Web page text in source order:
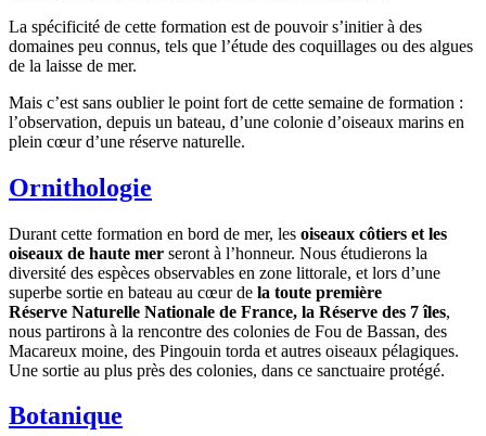
La spécificité de cette formation est de pouvoir s’initier à des
domaines peu connus, tels que l’étude des coquillages ou des algues
de la laisse de mer.
Mais c’est sans oublier le point fort de cette semaine de formation :
l’observation, depuis un bateau, d’une colonie d’oiseaux marins en
plein cœur d’une réserve naturelle.
Ornithologie
Durant cette formation en bord de mer, les oiseaux côtiers et les
oiseaux de haute mer seront à l’honneur. Nous étudierons la
diversité des espèces observables en zone littorale, et lors d’une
superbe sortie en bateau au cœur de la toute première
Réserve Naturelle Nationale de France, la Réserve des 7 îles,
nous partirons à la rencontre des colonies de Fou de Bassan, des
Macareux moine, des Pingouin torda et autres oiseaux pélagiques.
Une sortie au plus près des colonies, dans ce sanctuaire protégé.
Botanique